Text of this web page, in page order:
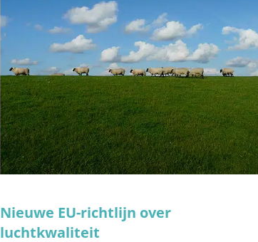
Nieuwe EU-richtlijn over
luchtkwaliteit